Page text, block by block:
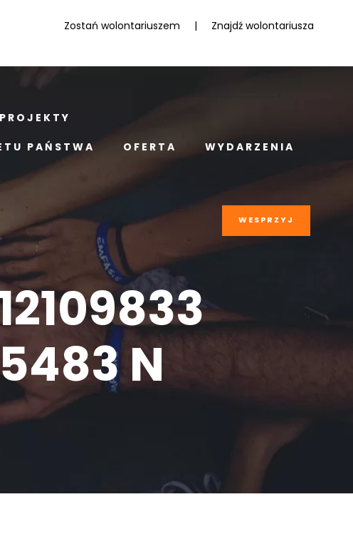
Zostań wolontariuszem | Znajdź wolontariusza
PROJEKTY
PAŃSTWA OFERTA WYDARZENIA
WESPRZYJ
N